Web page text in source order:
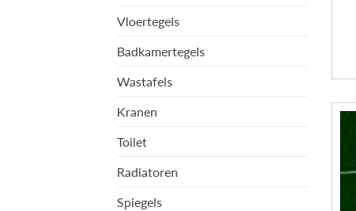
Vloertegels
Badkamertegels
Wastafels
Kranen
Toilet
Radiatoren
Spiegels